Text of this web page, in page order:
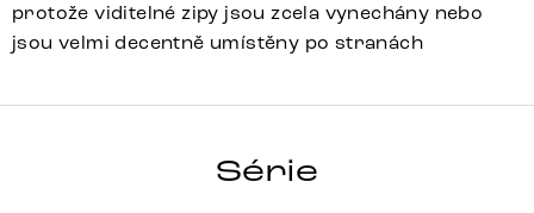
protože viditelné zipy jsou zcela vynechány nebo
jsou velmi decentně umístěny po stranách
Série
CLEA-FLEX